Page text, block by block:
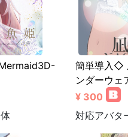
体
簡単導入◇
ンダーウ
¥ 300
対応アバタ